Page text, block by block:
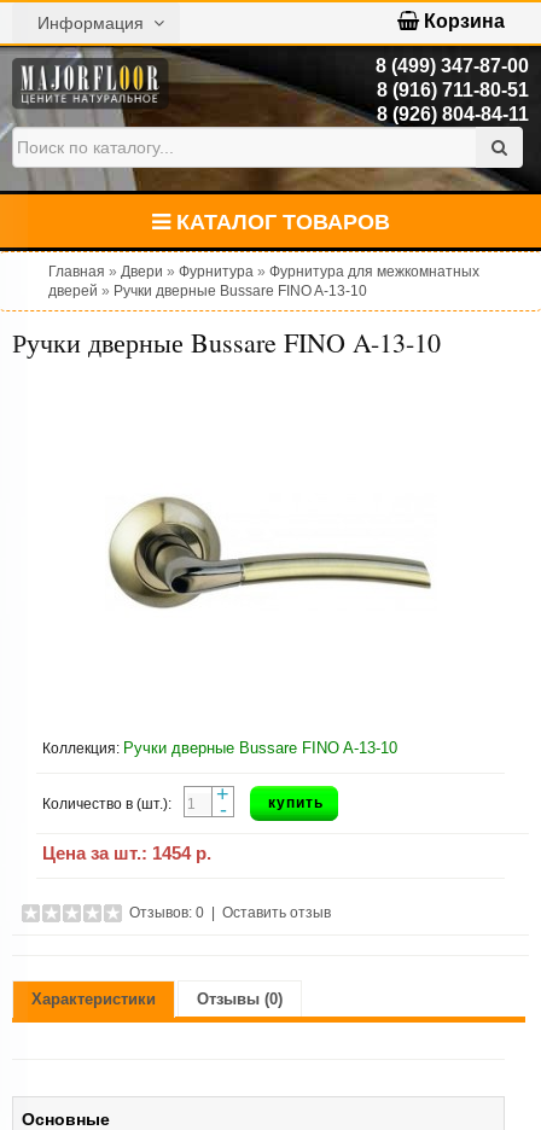
Информация Корзина
8 (499) 347-87-00
8 (916) 711-80-51
8 (926) 804-84-11
КАТАЛОГ ТОВАРОВ
Главная » Двери » Фурнитура » Фурнитура для межкомнатных
дверей » Ручки дверные Bussare FINO A-13-10
Ручки дверные Bussare FINO A-13-10
Коллекция: Ручки дверные Bussare FINO A-13-10
Количество в (шт.): +
- купить
Цена за шт.: 1454 р.
Отзывов: 0 Оставить отзыв
Характеристики Отзывы (0)
Основные